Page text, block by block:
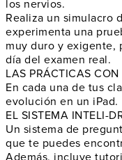
los nervios.
Realiza un simulacro
experimenta una
muy duro y exigente,
día del examen real.
LAS PRÁCTICAS
En cada una de tus
evolución en un iPad.
EL SISTEMA INTELI-
Un sistema de
que te puedes
Además, incluye